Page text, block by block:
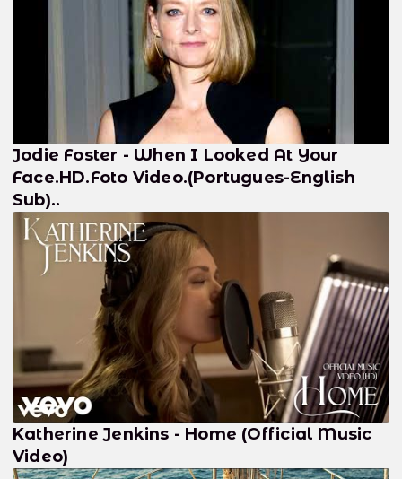
Jodie Foster - When I Looked At Your
Face.HD.Foto Video.(Portugues-English
Sub)..
Katherine Jenkins - Home (Official Music
Video)